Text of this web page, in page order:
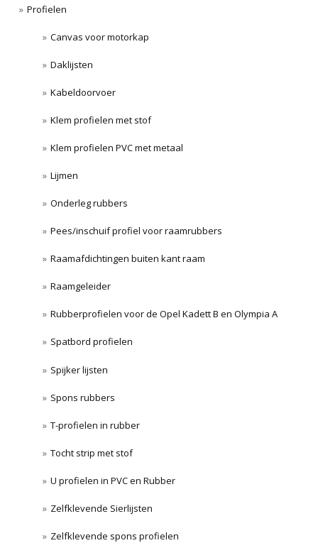
Profielen
Canvas voor motorkap
Daklijsten
Kabeldoorvoer
Klem profielen met stof
Klem profielen PVC met metaal
Lijmen
Onderleg rubbers
Pees/inschuif profiel voor raamrubbers
Raamafdichtingen buiten kant raam
Raamgeleider
Rubberprofielen voor de Opel Kadett B en Olympia A
Spatbord profielen
Spijker lijsten
Spons rubbers
T-profielen in rubber
Tocht strip met stof
U profielen in PVC en Rubber
Zelfklevende Sierlijsten
Zelfklevende spons profielen